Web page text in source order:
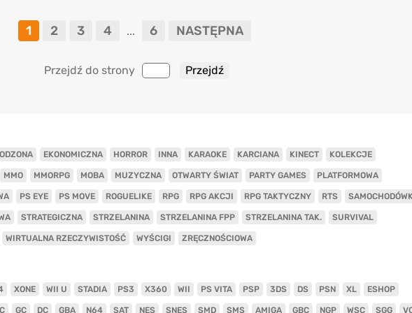
1 2 3 4 ... 6 NASTĘPNA
Przejdź do strony
EKONOMICZNA HORROR INNA KARAOKE KARCIANA KINECT KOLEKCJE
MMO MMORPG MOBA MUZYCZNA OTWARTY ŚWIAT PARTY GAMES PLATFORMOWA
PS EYE PS MOVE ROGUELIKE RPG RPG AKCJI RPG TAKTYCZNY RTS
STRATEGICZNA STRZELANINA STRZELANINA FPP STRZELANINA TAK. SURVIVAL
WIRTUALNA RZECZYWISTOŚĆ WYŚCIGI ZRĘCZNOŚCIOWA
XONE WII U STADIA PS3 X360 WII PS VITA PSP 3DS DS PSN XL ESHOP
GC DC GBA N64 SAT NES SNES SMD SMS AMIGA GBC NGP WSC SGG